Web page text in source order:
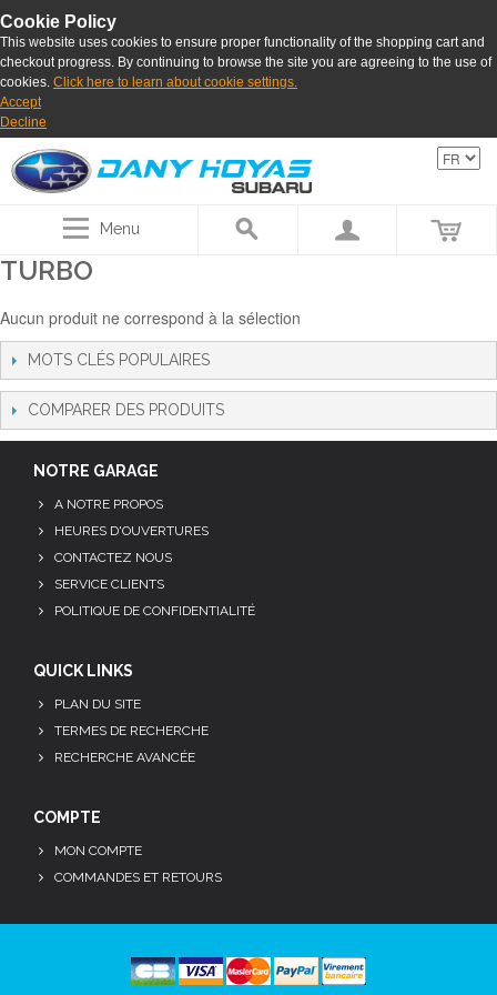
Cookie Policy
This website uses cookies to ensure proper functionality of the shopping cart and
checkout progress. By continuing to browse the site you are agreeing to the use of
cookies. Click here to learn about cookie settings.
Accept
Decline
Menu
TURBO
Aucun produit ne correspond à la sélection
MOTS CLÉS POPULAIRES
COMPARER DES PRODUITS
NOTRE GARAGE
A NOTRE PROPOS
HEURES D'OUVERTURES
CONTACTEZ NOUS
SERVICE CLIENTS
POLITIQUE DE CONFIDENTIALITÉ
QUICK LINKS
PLAN DU SITE
TERMES DE RECHERCHE
RECHERCHE AVANCÉE
COMPTE
MON COMPTE
COMMANDES ET RETOURS